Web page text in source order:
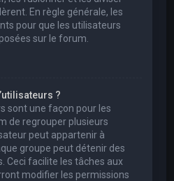
En règle générale, les
pour que les utilisateurs
sur le forum.
?
sont une façon pour les
de regrouper plusieurs
peut appartenir à
groupe peut détenir des
Ceci facilite les tâches aux
modifier les permissions